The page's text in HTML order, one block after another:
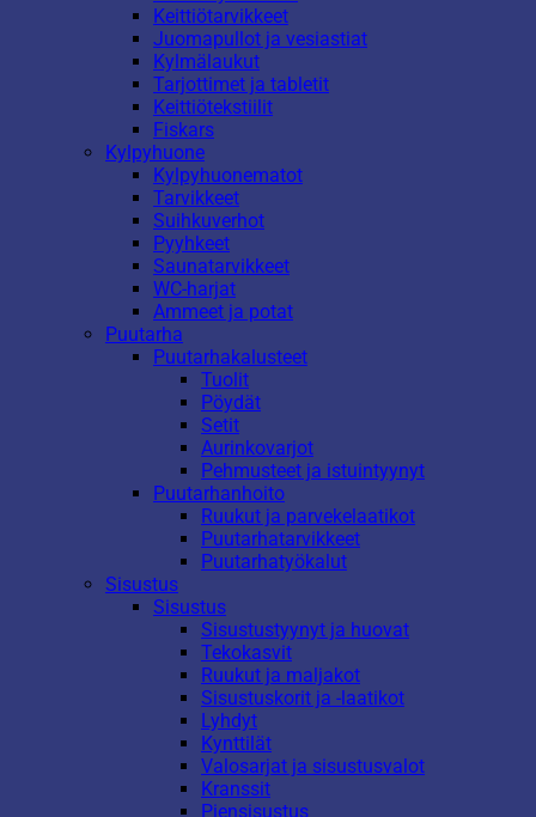
Keittiötarvikkeet
Juomapullot ja vesiastiat
Kylmälaukut
Tarjottimet ja tabletit
Keittiötekstiilit
Fiskars
Kylpyhuone
Kylpyhuonematot
Tarvikkeet
Suihkuverhot
Pyyhkeet
Saunatarvikkeet
WC-harjat
Ammeet ja potat
Puutarha
Puutarhakalusteet
Tuolit
Pöydät
Setit
Aurinkovarjot
Pehmusteet ja istuintyynyt
Puutarhanhoito
Ruukut ja parvekelaatikot
Puutarhatarvikkeet
Puutarhatyökalut
Sisustus
Sisustus
Sisustustyynyt ja huovat
Tekokasvit
Ruukut ja maljakot
Sisustuskorit ja -laatikot
Lyhdyt
Kynttilät
Valosarjat ja sisustusvalot
Kranssit
Piensisustus